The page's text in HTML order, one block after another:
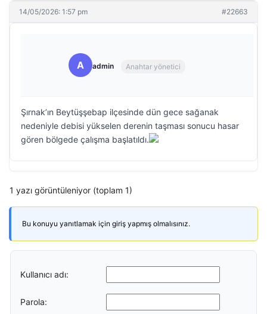
14/05/2026: 1:57 pm #22663
A admin Anahtar yönetici
Şırnak’ın Beytüşşebap ilçesinde dün gece sağanak
nedeniyle debisi yükselen derenin taşması sonucu hasar
gören bölgede çalışma başlatıldı.
1 yazı görüntüleniyor (toplam 1)
Bu konuyu yanıtlamak için giriş yapmış olmalısınız.
Kullanıcı adı:
Parola: